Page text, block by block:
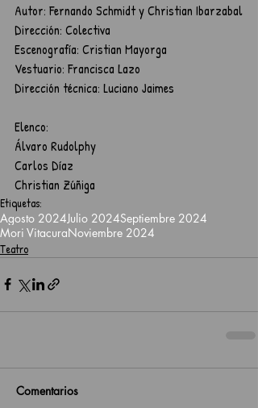
Autor: Fernando Schmidt y Christian Ibarzabal
Dirección: Colectiva
Escenografía: Cristian Mayorga
Vestuario: Francisca Lazo
Dirección técnica: Luciano Jaimes
Elenco:
Álvaro Rudolphy
Carlos Díaz
Christian Zúñiga
Etiquetas:
Agosto 2024Julio 2024Septiembre 2024
Mori VitacuraNoviembre 2024
Teatro
Comentarios